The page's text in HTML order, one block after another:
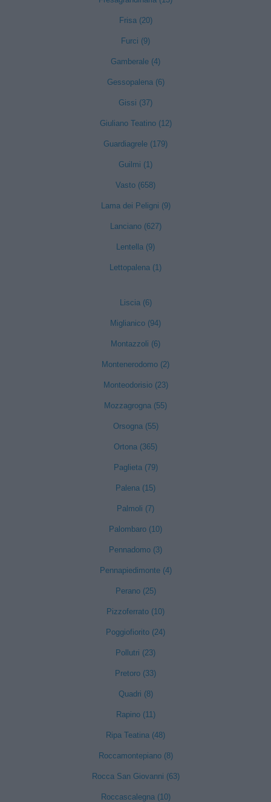
Frisa (20)
Furci (9)
Gamberale (4)
Gessopalena (6)
Gissi (37)
Giuliano Teatino (12)
Guardiagrele (179)
Guilmi (1)
Vasto (658)
Lama dei Peligni (9)
Lanciano (627)
Lentella (9)
Lettopalena (1)
Liscia (6)
Miglianico (94)
Montazzoli (6)
Montenerodomo (2)
Monteodorisio (23)
Mozzagrogna (55)
Orsogna (55)
Ortona (365)
Paglieta (79)
Palena (15)
Palmoli (7)
Palombaro (10)
Pennadomo (3)
Pennapiedimonte (4)
Perano (25)
Pizzoferrato (10)
Poggiofiorito (24)
Pollutri (23)
Pretoro (33)
Quadri (8)
Rapino (11)
Ripa Teatina (48)
Roccamontepiano (8)
Rocca San Giovanni (63)
Roccascalegna (10)